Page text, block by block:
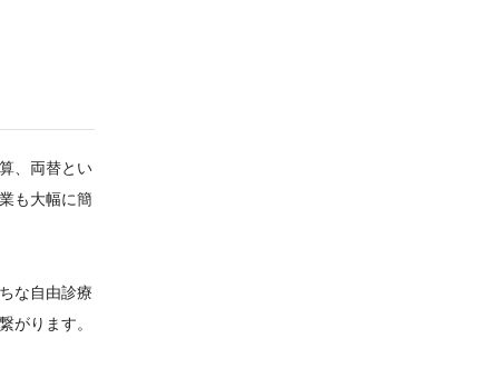
、両替とい
も大幅に簡
な自由診療
がります。